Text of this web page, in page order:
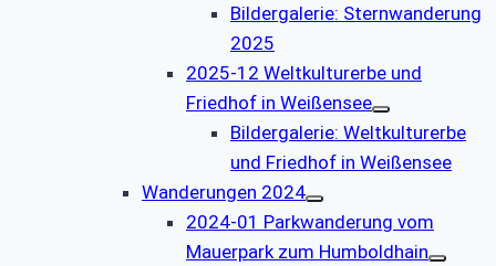
Bildergalerie: Sternwanderung
2025
2025-12 Weltkulturerbe und
Friedhof in Weißensee
Bildergalerie: Weltkulturerbe
und Friedhof in Weißensee
Wanderungen 2024
2024-01 Parkwanderung vom
Mauerpark zum Humboldhain